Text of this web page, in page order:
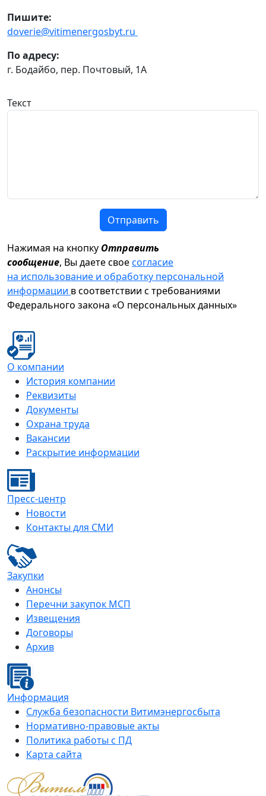
Пишите:
doverie@vitimenergosbyt.ru
По адресу:
г. Бодайбо, пер. Почтовый, 1А
Текст
Отправить
Нажимая на кнопку Отправить
сообщение, Вы даете своесогласие
на использование и обработку персональной
информации в соответствии с требованиями
Федерального закона «О персональных данных»
О компании
История компании
Реквизиты
Документы
Охрана труда
Вакансии
Раскрытие информации
Пресс-центр
Новости
Контакты для СМИ
Закупки
Анонсы
Перечни закупок МСП
Извещения
Договоры
Архив
Информация
Служба безопасности Витимэнергосбыта
Нормативно-правовые акты
Политика работы с ПД
Карта сайта